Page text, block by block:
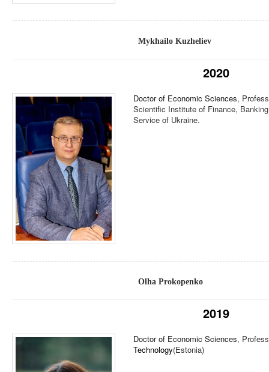
Mykhailo Kuzheliev
2020
Doctor of Economic Sciences,
Scientific Institute of Finance,
Service of Ukraine.
Olha Prokopenko
2019
Doctor of Economic Sciences,
Technology(Estonia)